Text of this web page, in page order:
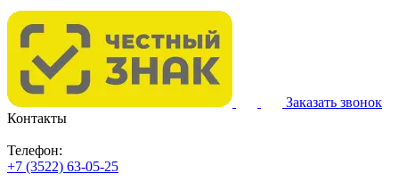
Заказать звонок
Контакты
Телефон:
+7 (3522) 63-05-25